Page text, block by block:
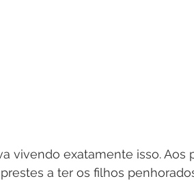
vivendo exatamente isso.
a ter os filhos